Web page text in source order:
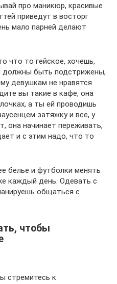
про маникюр, красивые
приведут в восторг
мало парней делают
что то гейское, хочешь,
должны быть подстрижены,
девушкам не нравятся
вы такие в кафе, она
а ты ей проводишь
затяжку и все, у
она начинает переживать,
и с этим надо, что то
белье и футболки менять
каждый день. Одевать с
общаться с
чтобы
стремитесь к